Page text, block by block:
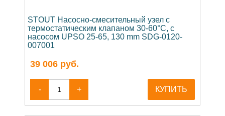
STOUT Насосно-смесительный узел с
термостатическим клапаном 30-60°C, с
насосом UPSO 25-65, 130 mm SDG-0120-
007001
39 006 руб.
- + КУПИТЬ